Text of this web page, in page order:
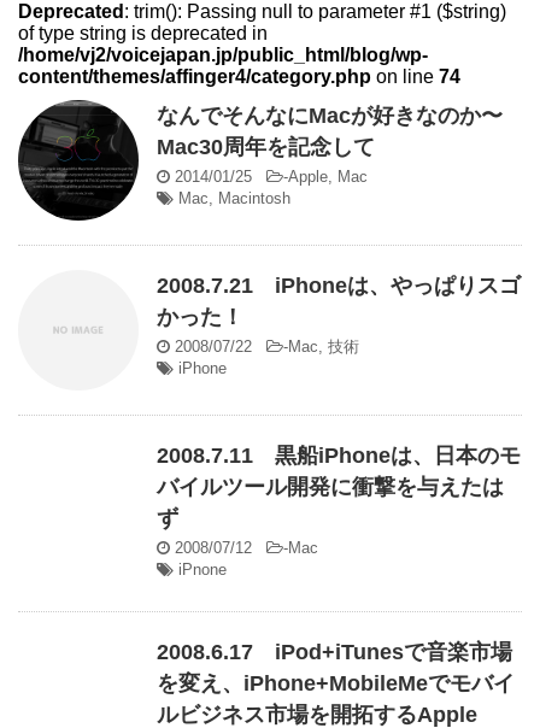
Deprecated : trim(): Passing null to parameter #1 ($string)
of type string is deprecated in
/home/vj2/voicejapan.jp/public_html/blog/wp-
content/themes/affinger4/category.php on line 74
なんでそんなにMacが好きなのか〜
Mac30周年を記念して
2014/01/25 -Apple, Mac
Mac, Macintosh
2008.7.21 iPhoneは、やっぱりスゴ
かった！
2008/07/22 -Mac, 技術
iPhone
2008.7.11 黒船iPhoneは、日本のモ
バイルツール開発に衝撃を与えたは
ず
2008/07/12 -Mac
iPnone
2008.6.17 iPod+iTunesで音楽市場
を変え、iPhone+MobileMeでモバイ
ルビジネス市場を開拓するApple